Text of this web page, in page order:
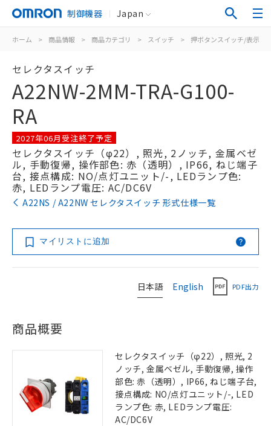
制御機器 Japan
ホーム > 商品情報 > 商品カテゴリ > スイッチ > 押ボタンスイッチ/表示灯
セレクタスイッチ
A22NW-2MM-TRA-G100-
RA
2027年06月受注終了予定
セレクタスイッチ（φ22）, 照光, 2ノッチ, 金属ベゼ
ル, 手動復帰, 操作部色: 赤（透明）, IP66, ねじ端子
台, 接点構成: NO/点灯ユニット/-, LEDランプ色:
赤, LEDランプ電圧: AC/DC6V
A22NS / A22NW セレクタスイッチ 形式仕様一覧
マイリストに追加
日本語 English PDF出力
商品概要
セレクタスイッチ（φ22）, 照光, 2
ノッチ, 金属ベゼル, 手動復帰, 操作
部色: 赤（透明）, IP66, ねじ端子台,
接点構成: NO/点灯ユニット/-, LED
ランプ色: 赤, LEDランプ電圧:
AC/DC6V